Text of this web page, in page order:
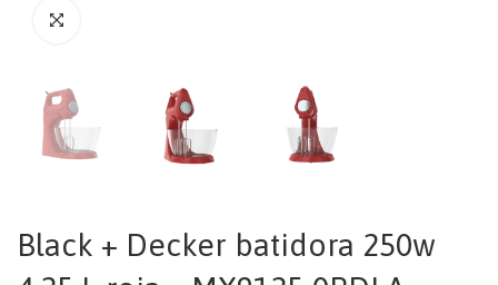
Black + Decker batidora 250w